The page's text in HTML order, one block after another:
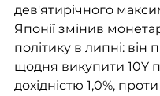
дев'ятирічного
Японії змінив
політику в липні: він
щодня викупити 10Y
дохідністю 1,0%,